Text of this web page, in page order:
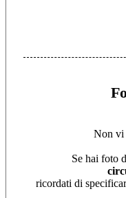
Non vi
Se hai foto
ricordati di